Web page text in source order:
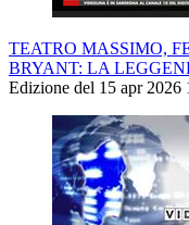
TEATRO MASSIMO,
BRYANT: LA
Edizione del 15 apr 2026